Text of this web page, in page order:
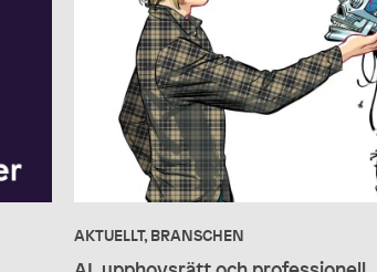
AKTUELLT, BRANSCHEN